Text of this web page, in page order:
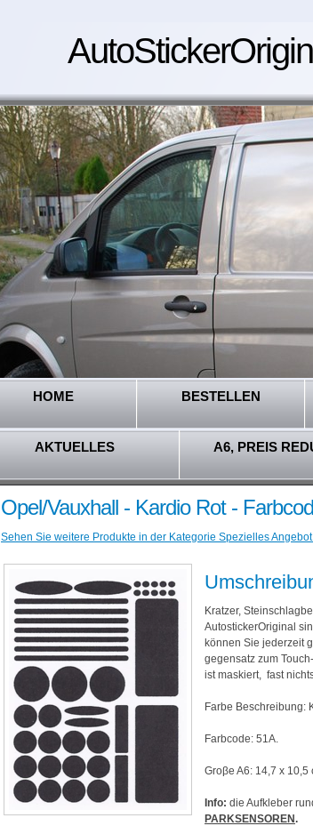
HOME BESTELLEN
AKTUELLES A6, PREIS
Opel/Vauxhall - Kardio Rot -
Sehen Sie weitere Produkte in der Kategorie Spezielles
Kratzer,
AutostickerOriginal
können Sie jederzeit
gegensatz zum
ist maskiert, fast
Farbe Beschreibung:
Farbcode: 51A.
Groβe A6: 14,7 x 10,5
Info: die Aufkleber
PARKSENSOREN.